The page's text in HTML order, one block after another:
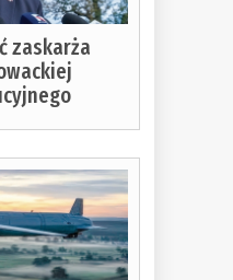
zaskarża